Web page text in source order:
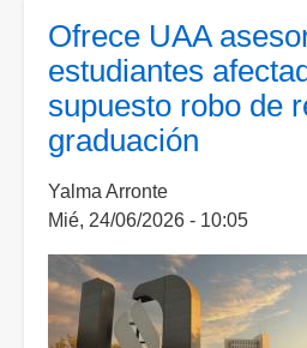
Ofrece UAA
estudiantes
supuesto robo de
graduación
Yalma Arronte
Mié, 24/06/2026 - 10:05